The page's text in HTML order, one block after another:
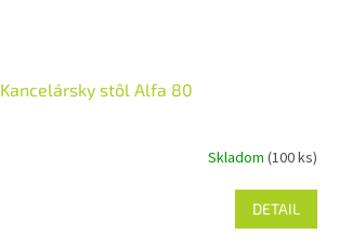
Kancelársky stôl Alfa 80
Skladom (100 ks)
DETAIL